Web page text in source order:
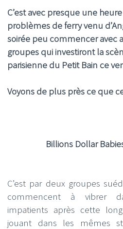
C’est avec presque une
problèmes de ferry venu
soirée peu commencer avec
groupes qui investiront la
parisienne du Petit Bain ce
Voyons de plus près ce que
Billions Dollar
C’est par deux groupes
commencent à vibrer
impatients après cette
jouant dans les mêmes